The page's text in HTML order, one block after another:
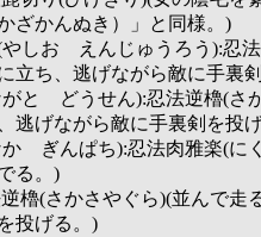
ぬき）」と同様。)
お えんじゅうろう):忍法
逃げながら敵に手裏剣
どうせん):忍法逆櫓(さ
がら敵に手裏剣を投げ
ぎんぱち):忍法肉雅楽(に
。)
さやぐら)(並んで走る二
る。)